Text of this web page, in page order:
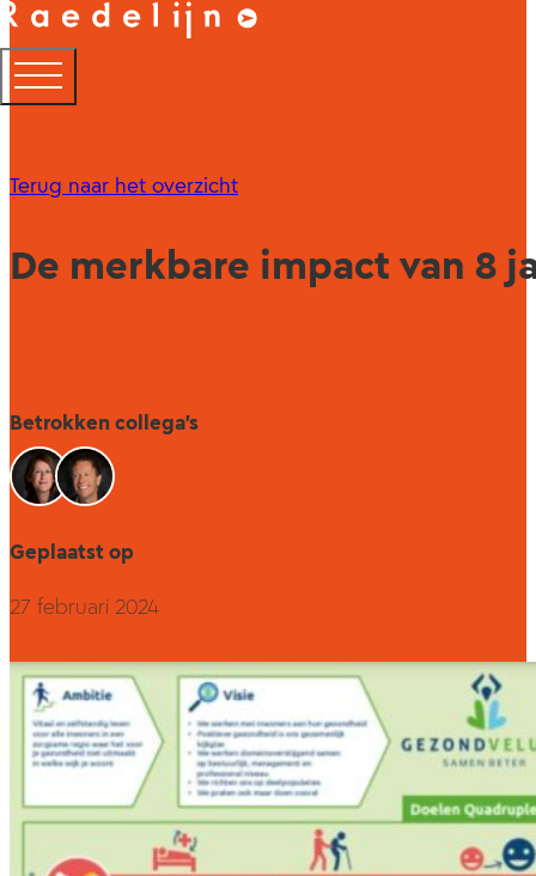
Terug naar het overzicht
De merkbare impact van 8
Betrokken collega's
Geplaatst op
27 februari 2024